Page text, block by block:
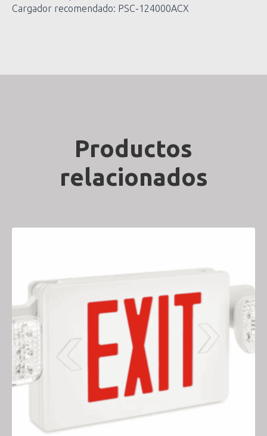
Cargador recomendado: PSC-124000ACX
Productos
relacionados